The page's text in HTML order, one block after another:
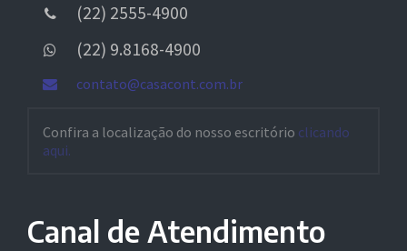
(22) 2555-4900
(22) 9.8168-4900
contato@casacont.com.br
Confira a localização do nosso escritório clicando
aqui.
Canal de Atendimento